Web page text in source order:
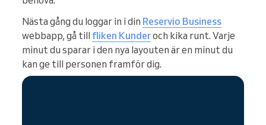
Nästa gång du loggar in i din Reservio Business
webbapp, gå till fliken Kunderoch kika runt. Varje
minut du sparar i den nya layouten är en minut du
kan ge till personen framför dig.